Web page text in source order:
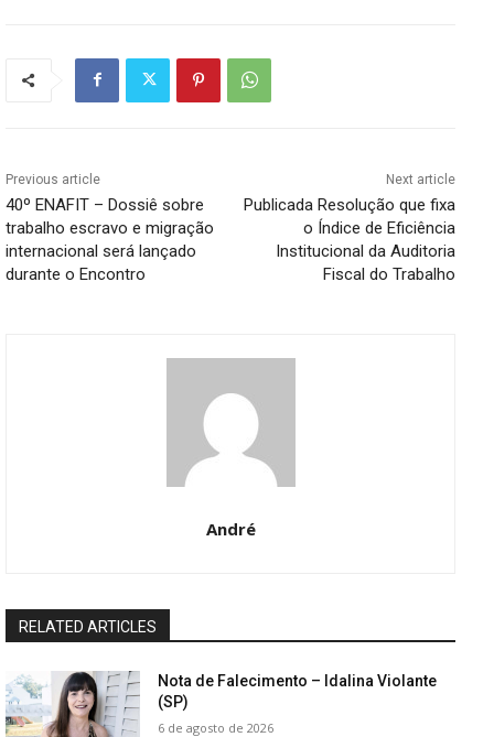
Previous article
40º ENAFIT – Dossiê sobre
trabalho escravo e migração
internacional será lançado
durante o Encontro
Next article
Publicada Resolução que fixa
o Índice de Eficiência
Institucional da Auditoria
Fiscal do Trabalho
André
RELATED ARTICLES
Nota de Falecimento – Idalina Violante
(SP)
6 de agosto de 2026